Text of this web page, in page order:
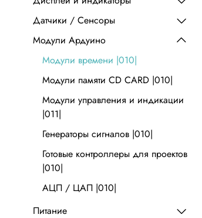
Датчики / Сенсоры
Модули Ардуино
Модули времени |010|
Модули памяти CD CARD |010|
Модули управления и индикации
|011|
Генераторы сигналов |010|
Готовые контроллеры для проектов
|010|
АЦП / ЦАП |010|
Питание